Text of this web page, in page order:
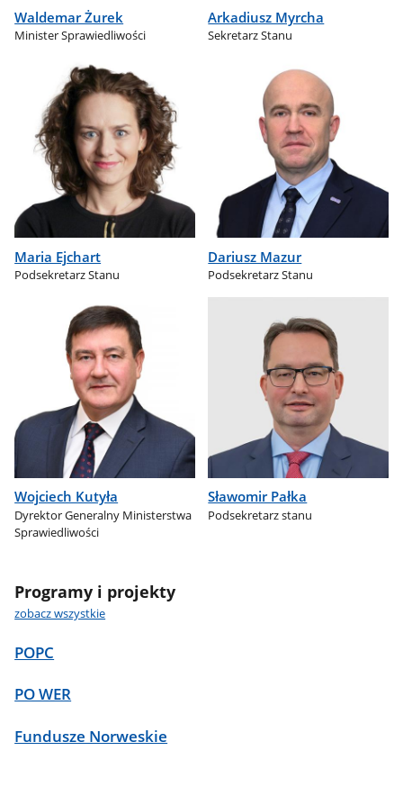
Waldemar Żurek
Minister Sprawiedliwości
Arkadiusz Myrcha
Sekretarz Stanu
Maria Ejchart
Podsekretarz Stanu
Dariusz Mazur
Podsekretarz Stanu
Wojciech Kutyła
Dyrektor Generalny Ministerstwa
Sprawiedliwości
Sławomir Pałka
Podsekretarz stanu
Programy i projekty
zobacz wszystkie
POPC
PO WER
Fundusze Norweskie